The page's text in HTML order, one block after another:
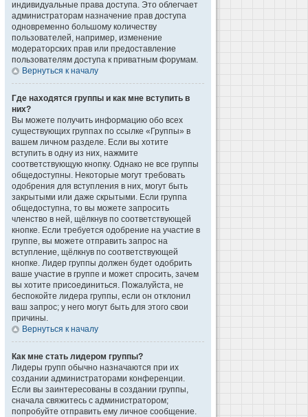
индивидуальные права доступа. Это облегчает
администраторам назначение прав доступа
одновременно большому количеству
пользователей, например, изменение
модераторских прав или предоставление
пользователям доступа к приватным форумам.
Вернуться к началу
Где находятся группы и как мне вступить в
них?
Вы можете получить информацию обо всех
существующих группах по ссылке «Группы» в
вашем личном разделе. Если вы хотите
вступить в одну из них, нажмите
соответствующую кнопку. Однако не все группы
общедоступны. Некоторые могут требовать
одобрения для вступления в них, могут быть
закрытыми или даже скрытыми. Если группа
общедоступна, то вы можете запросить
членство в ней, щёлкнув по соответствующей
кнопке. Если требуется одобрение на участие в
группе, вы можете отправить запрос на
вступление, щёлкнув по соответствующей
кнопке. Лидер группы должен будет одобрить
ваше участие в группе и может спросить, зачем
вы хотите присоединиться. Пожалуйста, не
беспокойте лидера группы, если он отклонил
ваш запрос; у него могут быть для этого свои
причины.
Вернуться к началу
Как мне стать лидером группы?
Лидеры групп обычно назначаются при их
создании администраторами конференции.
Если вы заинтересованы в создании группы,
сначала свяжитесь с администратором;
попробуйте отправить ему личное сообщение.